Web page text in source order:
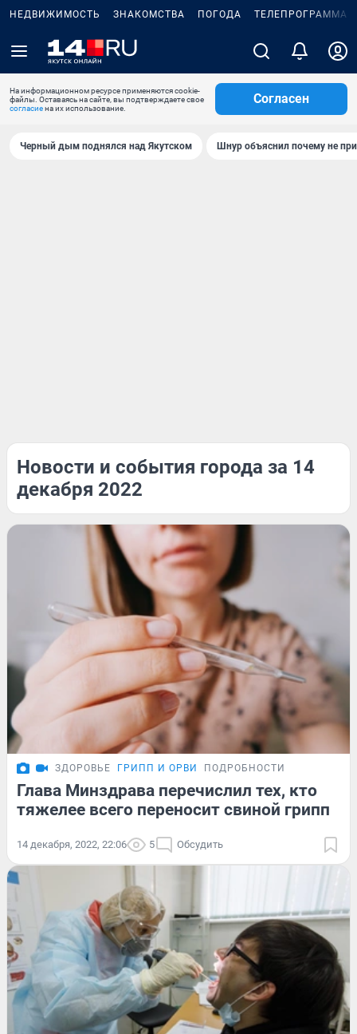
НЕДВИЖИМОСТЬ ЗНАКОМСТВА ПОГОДА ТЕЛЕПРОГРАММА
На информационном ресурсе применяются cookie-
файлы. Оставаясь на сайте, вы подтверждаете свое
согласиена их использование.
Согласен
Черный дым поднялся над Якутском Шнур объяснил почему не
Новости и события города за 14
декабря 2022
ЗДОРОВЬЕ ГРИПП И ОРВИ ПОДРОБНОСТИ
Глава Минздрава перечислил тех, кто
тяжелее всего переносит свиной грипп
14 декабря, 2022, 22:06 5 Обсудить